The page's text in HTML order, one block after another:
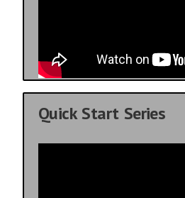
Quick Start Series